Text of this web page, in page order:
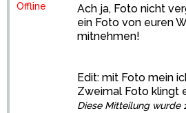
Offline
Ach ja, Foto nicht
ein Foto von euren
mitnehmen!
Edit: mit Foto mein
Zweimal Foto klingt
Diese Mitteilung wurde